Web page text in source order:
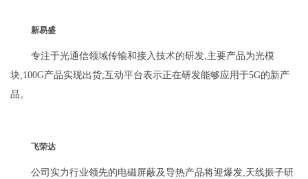
新易盛
专注于光通信领域传输和接入技术的研发,主要产品为光模
块,100G产品实现出货;互动平台表示正在研发能够应用于5G的新产
品。
飞荣达
公司实力行业领先的电磁屏蔽及导热产品将迎爆发,天线振子研